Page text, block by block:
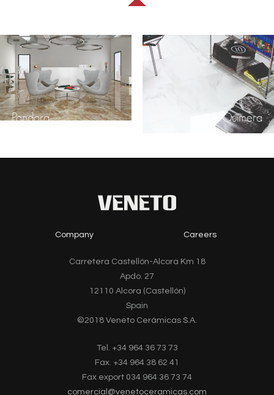
Pandora Quimera
Carretera Castellón-Alcora Km 18
Apdo. 27
12110 Alcora (Castellón)
Spain
©2018 Veneto Cerámicas S.A.
Company Careers
Tel. +34 964 36 73 73
Fax. +34 964 38 62 41
Fax export 034 964 36 73 74
comercial@venetoceramicas.com